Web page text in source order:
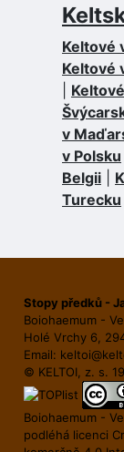
Keltové
Keltové
v
v Polsku
Belgii
Turecku
Stopy předků -
Boiohaemum -
Holé Vrchy 6,
Email:
© KELTOI, z. s.
Boiohaemum -
podléhá licenci